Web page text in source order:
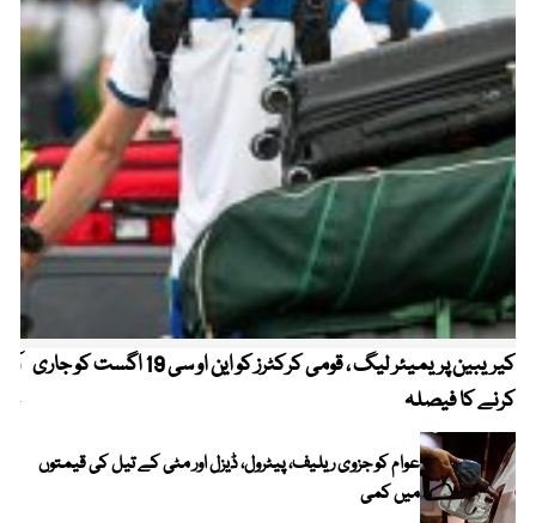
کیریبین پریمیئر لیگ ، قومی کرکٹرز کو این او سی 19 اگست کو جاری
کرنے کا فیصلہ
عوام کو جزوی ریلیف، پیٹرول، ڈیزل اور مٹی کے تیل کی قیمتوں
میں کمی